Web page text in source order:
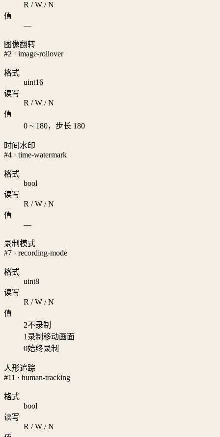
R / W / N
值
—
图像翻转
#2 · image-rollover
格式
uint16
读写
R / W / N
值
0 ~ 180，步长 180
时间水印
#4 · time-watermark
格式
bool
读写
R / W / N
值
—
录制模式
#7 · recording-mode
格式
uint8
读写
R / W / N
值
2不录制
1 录制移动画面
0始终录制
人形追踪
#11 · human-tracking
格式
bool
读写
R / W / N